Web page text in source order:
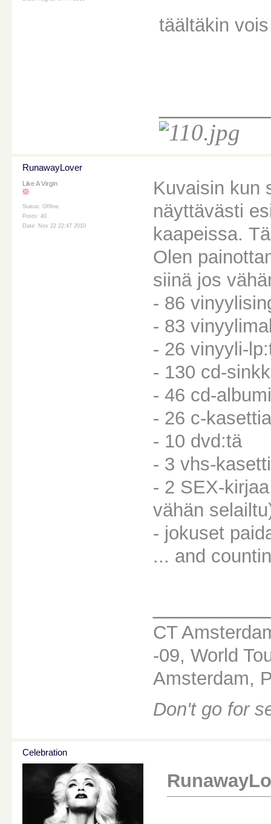
täältäkin
RunawayLover
Like A Virgin
Status: Offline
Posts: 40
Date: Nov 22 22:47 2010
Kuvaisin kun
näyttävästi
kaapeissa.
Olen
siinä jos
- 86
- 83
- 26 vinyyli-
- 130 cd-
- 46 cd-
- 26 c-kasettia
- 10 dvd:tä
- 3 vhs-
- 2 SEX-
vähän
- jokuset
... and
CT
-09, World
Amsterdam,
Don't go for
Celebration